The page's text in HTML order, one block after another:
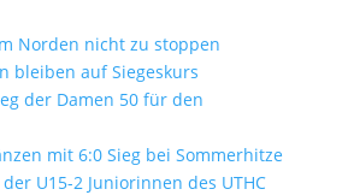
Norden nicht zu stoppen
bleiben auf Siegeskurs
der Damen 50 für den
mit 6:0 Sieg bei Sommerhitze
U15-2 Juniorinnen des UTHC